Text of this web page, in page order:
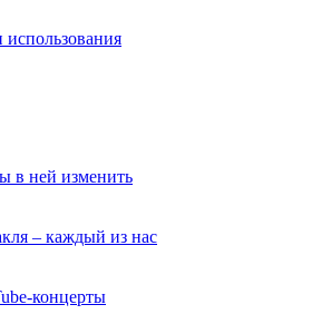
использования
в ней изменить
– каждый из нас
концерты